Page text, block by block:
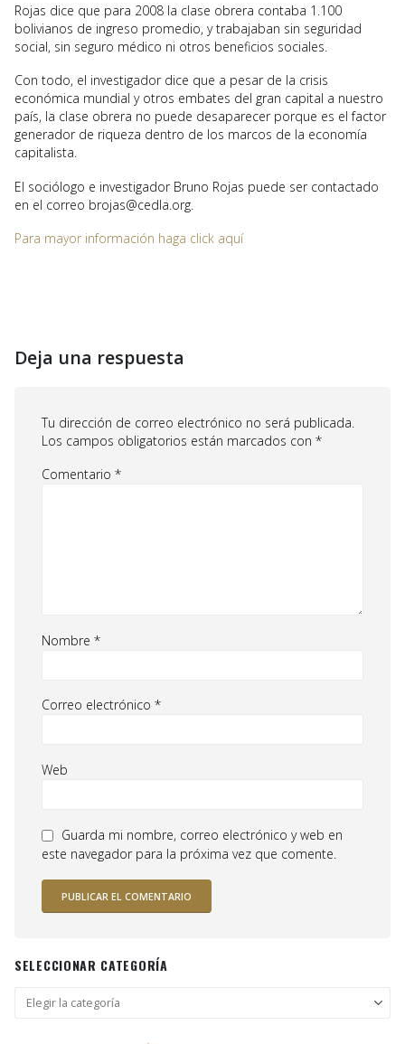
Rojas dice que para 2008 la clase obrera contaba 1.100
bolivianos de ingreso promedio, y trabajaban sin seguridad
social, sin seguro médico ni otros beneficios sociales.
Con todo, el investigador dice que a pesar de la crisis
económica mundial y otros embates del gran capital a nuestro
país, la clase obrera no puede desaparecer porque es el factor
generador de riqueza dentro de los marcos de la economía
capitalista.
El sociólogo e investigador Bruno Rojas puede ser contactado
en el correo brojas@cedla.org.
Para mayor información haga click aquí
Deja una respuesta
Tu dirección de correo electrónico no será publicada.
Los campos obligatorios están marcados con *
Comentario *
Nombre *
Correo electrónico *
Web
Guarda mi nombre, correo electrónico y web en
este navegador para la próxima vez que comente.
SELECCIONAR CATEGORÍA
Seleccionar
categoría